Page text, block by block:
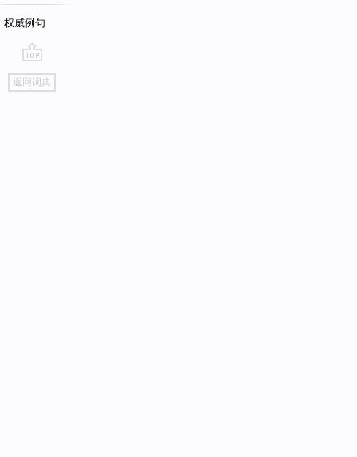
权威例句
go
top
返回词典